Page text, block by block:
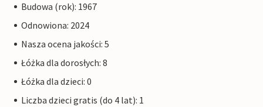
Budowa (rok): 1967
Odnowiona: 2024
Nasza ocena jakości: 5
Łóżka dla dorosłych: 8
Łóżka dla dzieci: 0
Liczba dzieci gratis (do 4 lat): 1